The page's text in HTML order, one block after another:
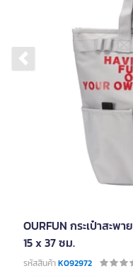
Previous
OURFUN กระเป๋าสะพ
15 x 37 ซม.
รหัสสินค้าK092972